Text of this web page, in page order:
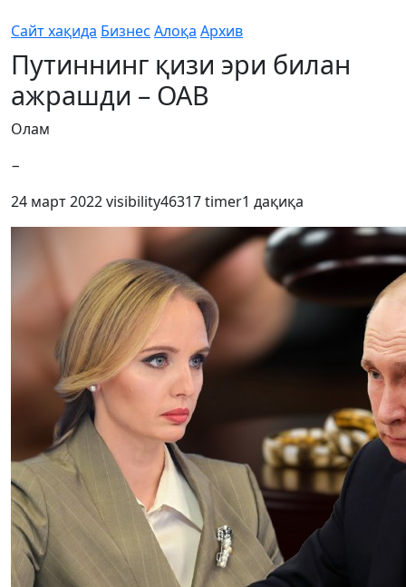
Сайт хақида Бизнес Алоқа Архив
Путиннинг қизи эри билан
ажрашди – ОАВ
Олам
−
24 март 2022visibility46317timer1 дақиқа